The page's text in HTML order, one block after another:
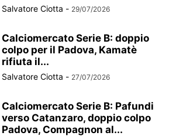
Salvatore Ciotta - 29/07/2026
Calciomercato Serie B: doppio
colpo per il Padova, Kamatè
rifiuta il...
Salvatore Ciotta - 27/07/2026
Calciomercato Serie B: Pafundi
verso Catanzaro, doppio colpo
Padova, Compagnon al...